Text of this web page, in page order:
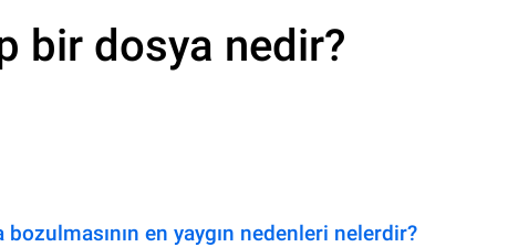
bir dosya nedir?
bozulmasının en yaygın nedenleri nelerdir?